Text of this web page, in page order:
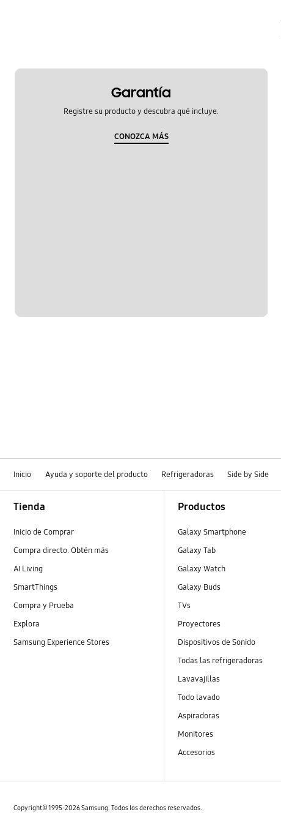
Garantía
Registre su producto y descubra qué incluye.
CONOZCA MÁS
Inicio Ayuda y soporte del producto Refrigeradoras Side by Side
Tienda
Inicio de Comprar
Compra directo. Obtén más
AI Living
SmartThings
Compra y Prueba
Explora
Samsung Experience Stores
Productos
Galaxy Smartphone
Galaxy Tab
Galaxy Watch
Galaxy Buds
TVs
Proyectores
Dispositivos de Sonido
Todas las refrigeradoras
Lavavajillas
Todo lavado
Aspiradoras
Monitores
Accesorios
Copyright© 1995-2026 Samsung. Todos los derechos reservados.